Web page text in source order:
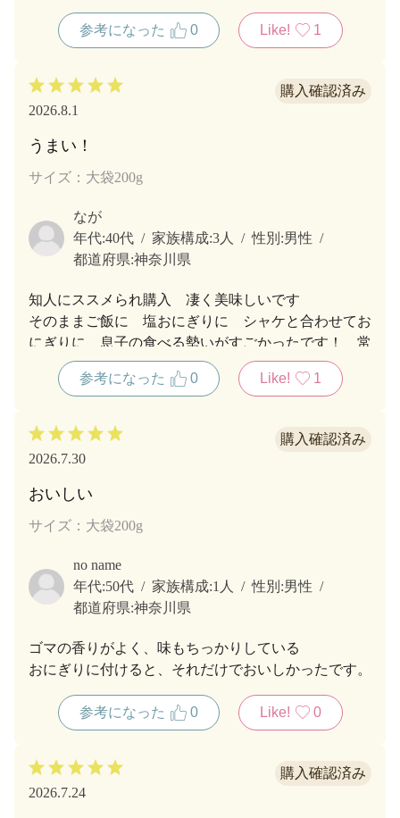
参考になった 0 Like! 1
2026.8.1
うまい！
サイズ：大袋200g
なが
年代:40代 家族構成:3人 性別:男性
都道府県:神奈川県
知人にススメられ購入 凄く美味しいです
そのままご飯に 塩おにぎりに シャケと合わせてお
にぎりに 息子の食べる勢いがすごかったです！ 常
備品確定。
参考になった
0 Like! 1
2026.7.30
おいしい
サイズ：大袋200g
no name
年代:50代 家族構成:1人 性別:男性
都道府県:神奈川県
ゴマの香りがよく、味もちっかりしている
おにぎりに付けると、それだけでおいしかったです。
参考になった 0 Like! 0
2026.7.24